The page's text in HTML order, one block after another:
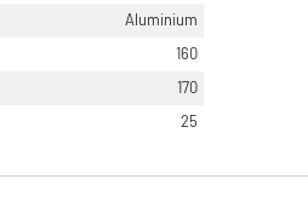
Aluminium
160
170
25